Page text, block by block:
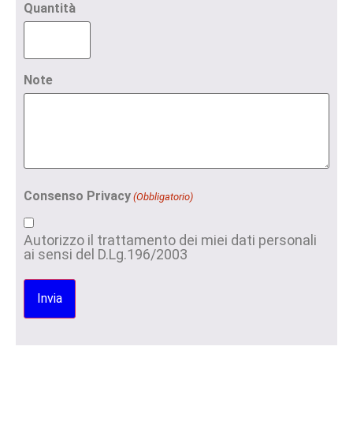
Quantità
Note
Consenso Privacy (Obbligatorio)
Autorizzo il trattamento dei miei dati personali
ai sensi del D.Lg.196/2003